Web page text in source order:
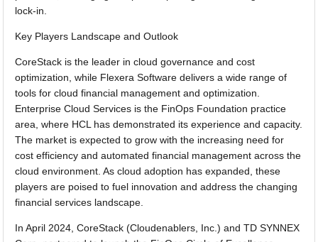
lock-in.
Key Players Landscape and Outlook
CoreStack is the leader in cloud governance and cost
optimization, while Flexera Software delivers a wide range of
tools for cloud financial management and optimization.
Enterprise Cloud Services is the FinOps Foundation practice
area, where HCL has demonstrated its experience and capacity.
The market is expected to grow with the increasing need for
cost efficiency and automated financial management across the
cloud environment. As cloud adoption has expanded, these
players are poised to fuel innovation and address the changing
financial services landscape.
In April 2024, CoreStack (Cloudenablers, Inc.) and TD SYNNEX